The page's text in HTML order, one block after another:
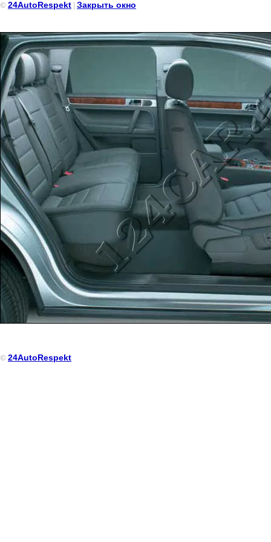
© 24AutoRespekt | Закрыть окно
© 24AutoRespekt